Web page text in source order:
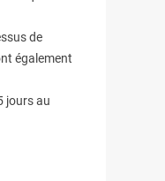
de
également
jours au